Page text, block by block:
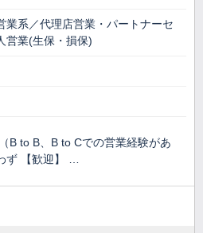
業系／代理店営業・パートナーセ
営業(生保・損保)
B to B、B to Cでの営業経験があ
ず 【歓迎】 …